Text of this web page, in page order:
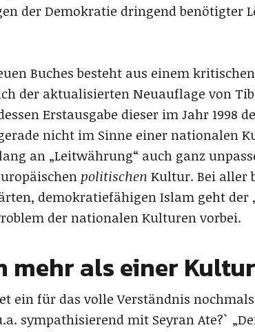
der Demokratie dringend benötigter
Buches besteht aus einem
der aktualisierten Neuauflage von
Erstausgabe dieser im Jahr 1998
nicht im Sinne einer nationalen
an „Leitwährung“ auch ganz
politischen Kultur. Bei aller
demokratiefähigen Islam geht der
der nationalen Kulturen vorbei.
mehr als einer Kultur
ein für das volle Verständnis
sympathisierend mit Seyran Ate?`